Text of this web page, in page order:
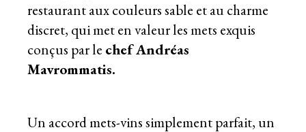
restaurant aux couleurs sable et au charme
discret, qui met en valeur les mets exquis
conçus par le chef Andréas
Mavrommatis.
Un accord mets-vins simplement parfait, un